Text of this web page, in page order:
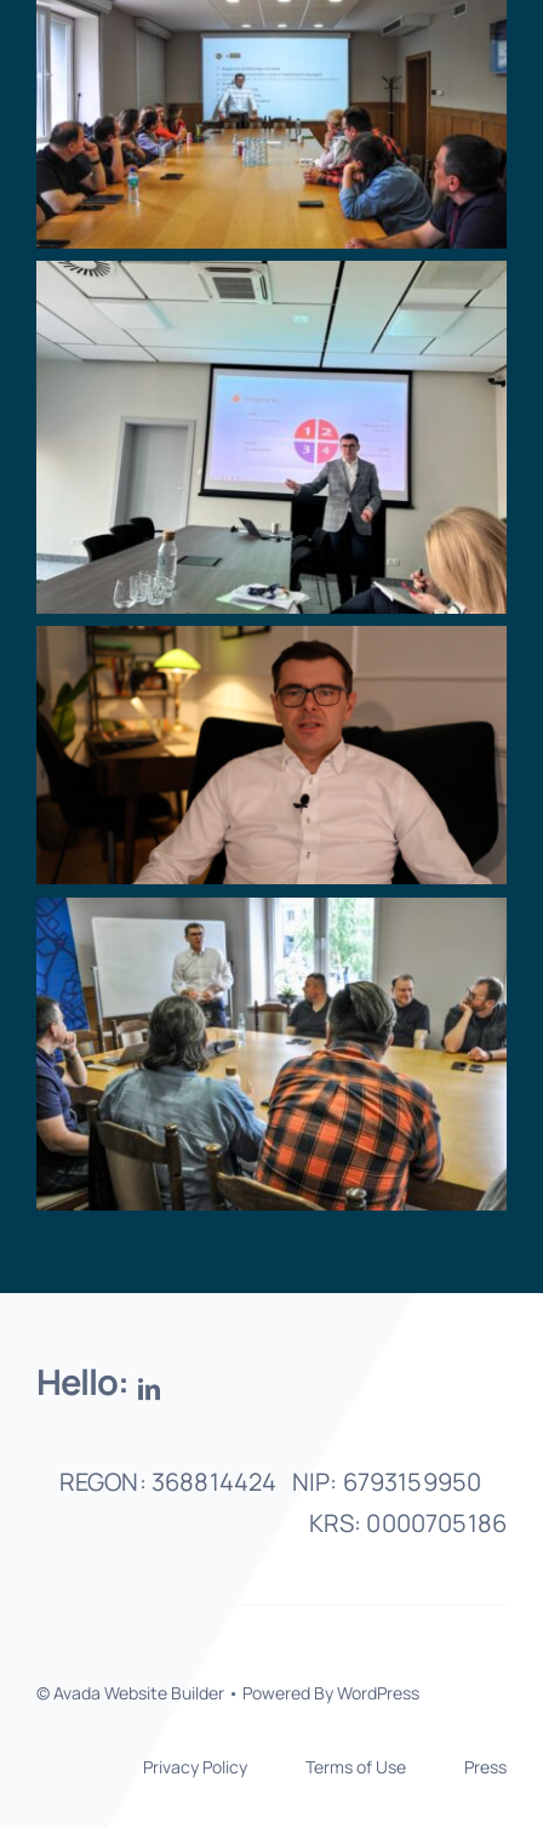
Hello:
REGON: 368814424 NIP: 6793159950
KRS: 0000705186
© Avada Website Builder • Powered By WordPress
Privacy Policy Terms of Use Press